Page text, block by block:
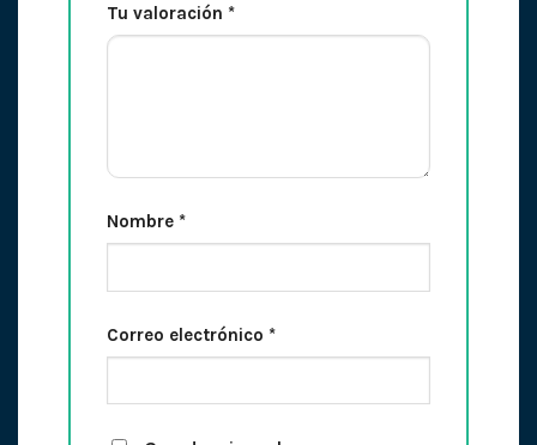
Tu valoración *
Nombre *
Correo electrónico *